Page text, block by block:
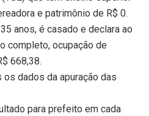
e patrimônio de R$ 0.
anos, é casado e declara ao
completo, ocupação de
668,38.
dados da apuração das
para prefeito em cada